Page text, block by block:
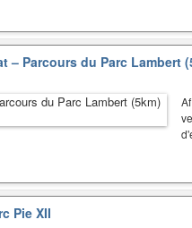
– Parcours du Parc Lambert
Pie XII